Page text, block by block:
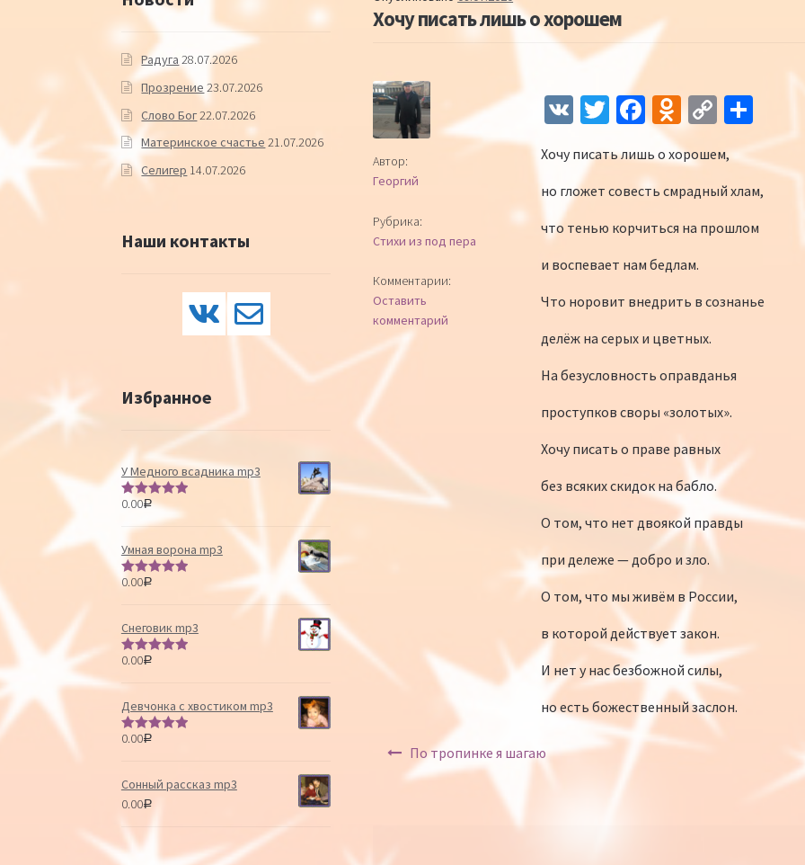
Хочу писать лишь о хорошем
Автор:
Георгий
Рубрика:
Стихи из под пера
Комментарии:
Оставить
комментарий
V T
tt
er
Fa
ce
b
o
o
k
O
d
n
o
kl
as
sn
iki
C
p
y
Li
О
п
р
а
ть
Хочу писать лишь о хорошем,
но гложет совесть смрадный хлам,
что тенью корчиться на прошлом
и воспевает нам бедлам.
Что норовит внедрить в сознанье
делёж на серых и цветных.
На безусловность оправданья
проступков своры «золотых».
Хочу писать о праве равных
без всяких скидок на бабло.
О том, что нет двоякой правды
при дележе — добро и зло.
О том, что мы живём в России,
в которой действует закон.
И нет у нас безбожной силы,
но есть божественный заслон.
Навигация по записям
По тропинке я шагаю
Радуга 28.07.2026
Прозрение 23.07.2026
Слово Бог22.07.2026
Материнское счастье 21.07.2026
Селигер 14.07.2026
Наши контакты
Избранное
У Медного всадника mp3
Оценка5.00
0.00Р
Умная ворона mp3
Оценка
0.00Р
Снеговик mp3
Оценка
0.00Р
Девчонка с хвостиком mp3
Оценка
0.00Р
Сонный рассказ mp3
0.00Р